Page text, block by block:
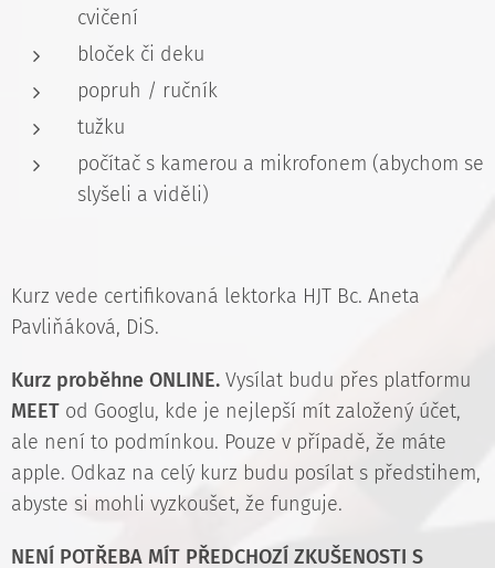
cvičení
bloček či deku
popruh / ručník
tužku
počítač s kamerou a mikrofonem (abychom se
slyšeli a viděli)
Kurz vede certifikovaná lektorka HJT Bc. Aneta
Pavliňáková, DiS.
Kurz proběhne ONLINE. Vysílat budu přes platformu
MEET od Googlu, kde je nejlepší mít založený účet,
ale není to podmínkou. Pouze v případě, že máte
apple. Odkaz na celý kurz budu posílat s předstihem,
abyste si mohli vyzkoušet, že funguje.
NENÍ POTŘEBA MÍT PŘEDCHOZÍ ZKUŠENOSTI S